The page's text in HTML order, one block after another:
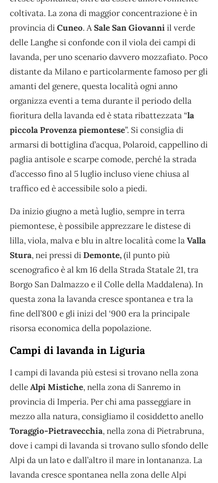
coltivata. La zona di maggior concentrazione è in
provincia diCuneo. ASale San Giovanniil verde
delle Langhe si confonde con il viola dei campi di
lavanda, per uno scenario davvero mozzafiato. Poco
distante da Milano e particolarmente famoso per gli
amanti del genere, questa località ogni anno
organizza eventi a tema durante il periodo della
fioritura della lavanda ed è stata ribattezzata “la
piccola Provenza piemontese”. Si consiglia di
armarsi di bottiglina d’acqua, Polaroid, cappellino di
paglia antisole e scarpe comode, perché la strada
d’accesso fino al 5 luglio incluso viene chiusa al
traffico ed è accessibile solo a piedi.
Da inizio giugno a metà luglio, sempre in terra
piemontese, è possibile apprezzare le distese di
lilla, viola, malva e blu in altre località come laValla
Stura, nei pressi diDemonte,(il punto più
scenografico è al km 16 della Strada Statale 21, tra
Borgo San Dalmazzo e il Colle della Maddalena). In
questa zona la lavanda cresce spontanea e tra la
fine dell’800 e gli inizi del ‘900 era la principale
risorsa economica della popolazione.
Campi di lavanda in Liguria
I campi di lavanda più estesi si trovano nella zona
delleAlpi Mistiche, nella zona di Sanremo in
provincia di Imperia. Per chi ama passeggiare in
mezzo alla natura, consigliamo il cosiddetto anello
Toraggio-Pietravecchia, nella zona di Pietrabruna,
dove i campi di lavanda si trovano sullo sfondo delle
Alpi da un lato e dall’altro il mare in lontananza. La
lavanda cresce spontanea nella zona delle Alpi